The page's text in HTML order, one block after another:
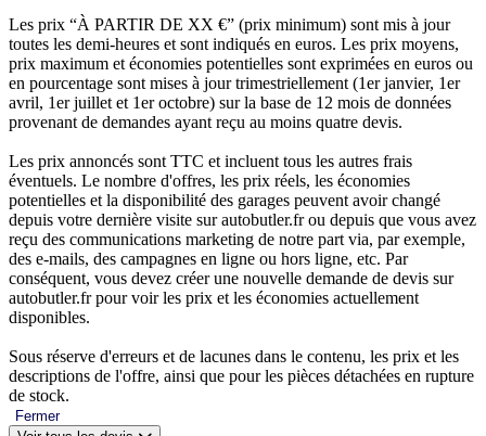
Les prix “À PARTIR DE XX €” (prix minimum) sont mis à jour
toutes les demi-heures et sont indiqués en euros. Les prix moyens,
prix maximum et économies potentielles sont exprimées en euros ou
en pourcentage sont mises à jour trimestriellement (1er janvier, 1er
avril, 1er juillet et 1er octobre) sur la base de 12 mois de données
provenant de demandes ayant reçu au moins quatre devis.
Les prix annoncés sont TTC et incluent tous les autres frais
éventuels. Le nombre d'offres, les prix réels, les économies
potentielles et la disponibilité des garages peuvent avoir changé
depuis votre dernière visite sur autobutler.fr ou depuis que vous avez
reçu des communications marketing de notre part via, par exemple,
des e-mails, des campagnes en ligne ou hors ligne, etc. Par
conséquent, vous devez créer une nouvelle demande de devis sur
autobutler.fr pour voir les prix et les économies actuellement
disponibles.
Sous réserve d'erreurs et de lacunes dans le contenu, les prix et les
descriptions de l'offre, ainsi que pour les pièces détachées en rupture
de stock.
Fermer